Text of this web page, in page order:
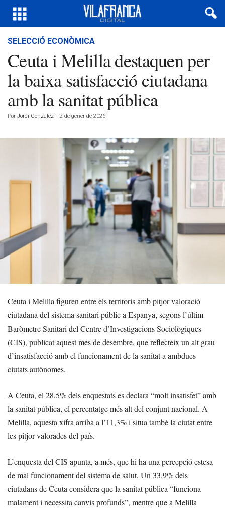
SELECCIÓ ECONÒMICA
Ceuta i Melilla destaquen per
la baixa satisfacció ciutadana
amb la sanitat pública
Por Jordi González - 2 de gener de 2026
Ceuta i Melilla figuren entre els territoris amb pitjor valoració
ciutadana del sistema sanitari públic a Espanya, segons l’últim
Baròmetre Sanitari del Centre d’Investigacions Sociològiques
(CIS), publicat aquest mes de desembre, que reflecteix un alt grau
d’insatisfacció amb el funcionament de la sanitat a ambdues
ciutats autònomes.
A Ceuta, el 28,5% dels enquestats es declara “molt insatisfet” amb
la sanitat pública, el percentatge més alt del conjunt nacional. A
Melilla, aquesta xifra arriba a l’11,3% i situa també la ciutat entre
les pitjor valorades del país.
L’enquesta del CIS apunta, a més, que hi ha una percepció estesa
de mal funcionament del sistema de salut. Un 33,9% dels
ciutadans de Ceuta considera que la sanitat pública “funciona
malament i necessita canvis profunds”, mentre que a Melilla